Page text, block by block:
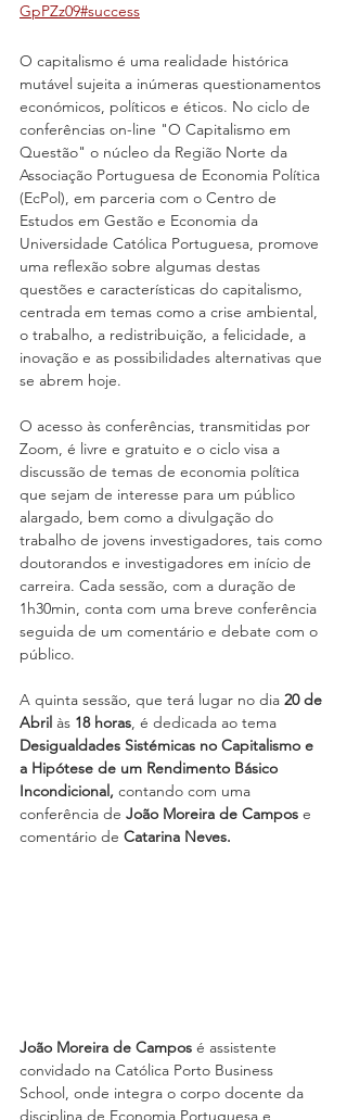
GpPZz09#success
O capitalismo é uma realidade histórica
mutável sujeita a inúmeras questionamentos
económicos, políticos e éticos. No ciclo de
conferências on-line "O Capitalismo em
Questão" o núcleo da Região Norte da
Associação Portuguesa de Economia Política
(EcPol), em parceria com o Centro de
Estudos em Gestão e Economia da
Universidade Católica Portuguesa, promove
uma reflexão sobre algumas destas
questões e características do capitalismo,
centrada em temas como a crise ambiental,
o trabalho, a redistribuição, a felicidade, a
inovação e as possibilidades alternativas que
se abrem hoje.
O acesso às conferências, transmitidas por
Zoom, é livre e gratuito e o ciclo visa a
discussão de temas de economia política
que sejam de interesse para um público
alargado, bem como a divulgação do
trabalho de jovens investigadores, tais como
doutorandos e investigadores em início de
carreira. Cada sessão, com a duração de
1h30min, conta com uma breve conferência
seguida de um comentário e debate com o
público.
A quinta sessão, que terá lugar no dia 20 de
Abril às 18 horas, é dedicada ao tema
Desigualdades Sistémicas no Capitalismo e
a Hipótese de um Rendimento Básico
Incondicional, contando com uma
conferência de João Moreira de Campos e
comentário de Catarina Neves.
João Moreira de Campos é assistente
convidado na Católica Porto Business
School, onde integra o corpo docente da
disciplina de Economia Portuguesa e